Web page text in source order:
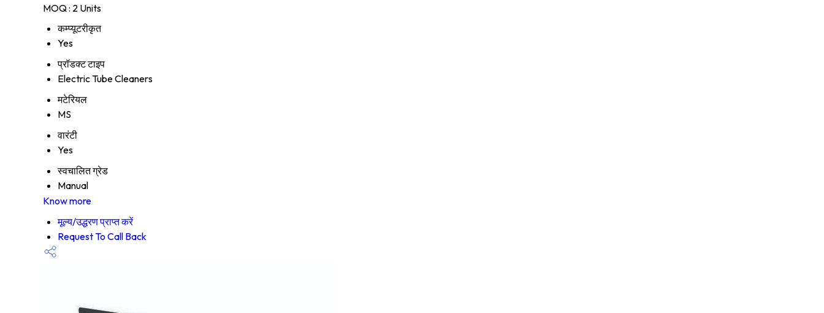
MOQ : 2 Units
कम्प्यूटरीकृत
Yes
प्रॉडक्ट टाइप
Electric Tube Cleaners
मटेरियल
MS
वारंटी
Yes
स्वचालित ग्रेड
Manual
Know more
मूल्य/उद्धरण प्राप्त करें
Request To Call Back